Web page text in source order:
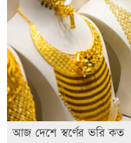
আজ দেশে স্বর্ণের ভরি কত